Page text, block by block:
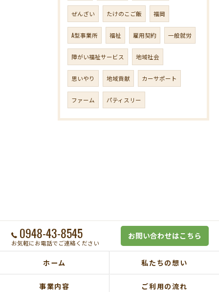
ぜんざい たけのこご飯 福岡
A型事業所 福祉 雇用契約 一般就労
障がい福祉サービス 地域社会
思いやり 地域貢献 カーサポート
ファーム パティスリー
0948-43-8545
お気軽にお電話でご連絡ください
お問い合わせはこちら
ホーム 私たちの想い
事業内容 ご利用の流れ